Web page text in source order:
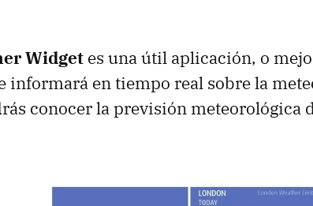
Widget es una útil aplicación, o
informará en tiempo real sobre la
conocer la previsión meteorológica